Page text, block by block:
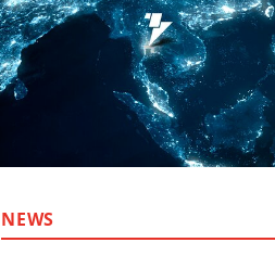
NEWS